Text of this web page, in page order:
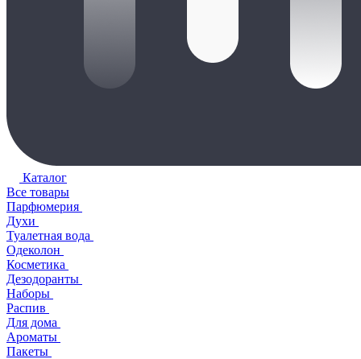
Каталог
Все товары
Парфюмерия
Духи
Туалетная вода
Одеколон
Косметика
Дезодоранты
Наборы
Распив
Для дома
Ароматы
Пакеты